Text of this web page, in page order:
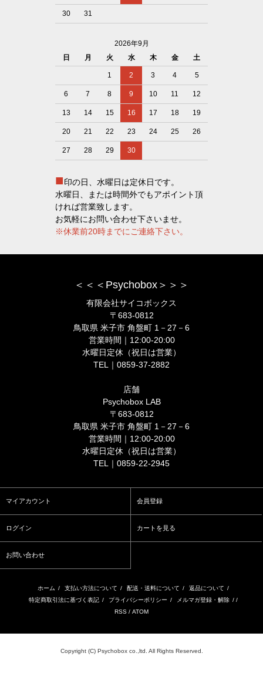
30 31
2026年9月
日
月 火 水 木 金 土
1 2 3 4 5
6 7 8 9 10 11 12
13 14 15 16 17 18 19
20 21 22 23 24 25 26
27 28 29 30
■印の日、水曜日は定休日です。
水曜日、または時間外でもアポイント頂
ければ営業致します。
お気軽にお問い合わせ下さいませ。
※休業前20時までにご連絡下さい。
＜＜＜Psychobox＞＞＞
有限会社サイコボックス
〒683-0812
鳥取県 米子市 角盤町 1－27－6
営業時間｜12:00-20:00
水曜日定休（祝日は営業）
TEL｜0859-37-2882
店舗
Psychobox LAB
〒683-0812
鳥取県 米子市 角盤町 1－27－6
営業時間｜12:00-20:00
水曜日定休（祝日は営業）
TEL｜0859-22-2945
マイアカウント 会員登録
ログイン カートを見る
お問い合わせ
ホーム / 支払い方法について / 配送・送料について / 返品について /
特定商取引法に基づく表記 / プライバシーポリシー / メルマガ登録・解除 / /
RSS / ATOM
Copyright (C) Psychobox co.,ltd. All Rights Reserved.